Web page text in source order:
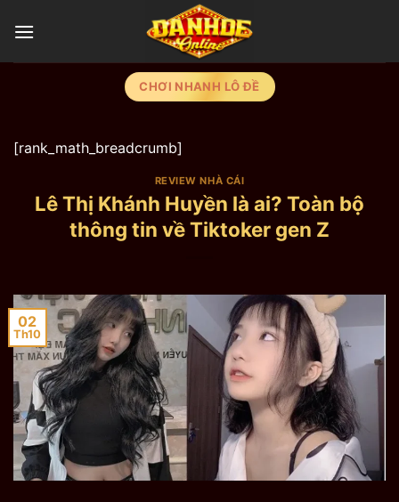
đến
CHƠI NHANH LÔ ĐỀ
[rank_math_breadcrumb]
REVIEW NHÀ CÁI
Lê Thị Khánh Huyền là ai? Toàn bộ
thông tin về Tiktoker gen Z
02
Th10